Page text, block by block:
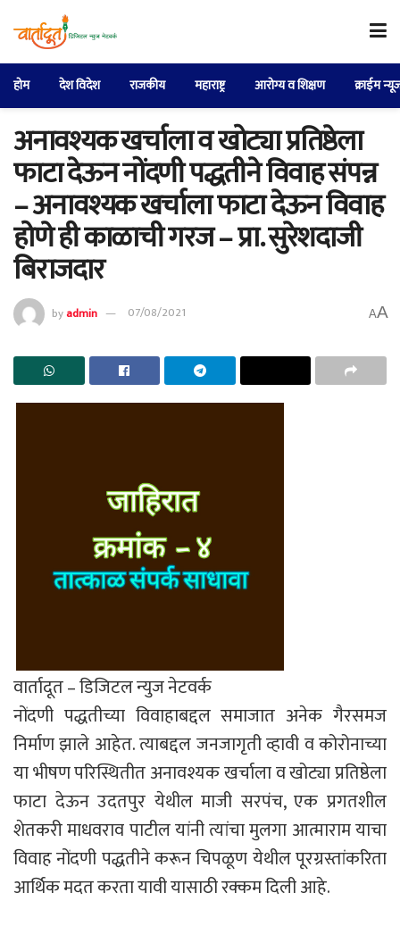
होम देश विदेश राजकीय महाराष्ट्र आरोग्य व शिक्षण क्राईम
अनावश्यक खर्चाला व खोट्या प्रतिष्ठेला
फाटा देऊन नोंदणी पद्धतीने विवाह संपन्न
– अनावश्यक खर्चाला फाटा देऊन विवाह
होणे ही काळाची गरज – प्रा. सुरेशदाजी
बिराजदार
byadmin 07/08/2021 AA
वार्तादूत – डिजिटल न्युज नेटवर्क
नोंदणी पद्धतीच्या विवाहाबद्दल समाजात अनेक गैरसमज
निर्माण झाले आहेत. त्याबद्दल जनजागृती व्हावी व कोरोनाच्या
या भीषण परिस्थितीत अनावश्यक खर्चाला व खोट्या प्रतिष्ठेला
फाटा देऊन उदतपुर येथील माजी सरपंच, एक प्रगतशील
शेतकरी माधवराव पाटील यांनी त्यांचा मुलगा आत्माराम याचा
विवाह नोंदणी पद्धतीने करून चिपळूण येथील पूरग्रस्तांकरिता
आर्थिक मदत करता यावी यासाठी रक्कम दिली आहे.